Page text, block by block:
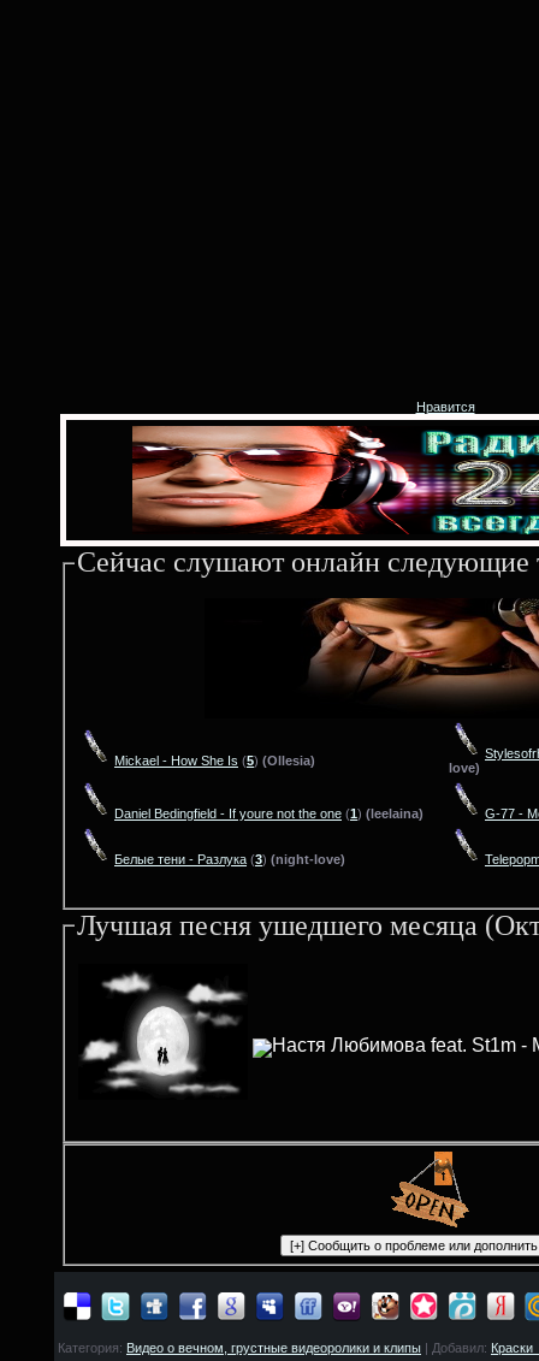
Нравится
Сейчас слушают онлайн следующие
Mickael - How She Is (5) (Ollesia)
love)
Daniel Bedingfield - If youre not the one (1) (leelaina) G-77 -
Белые тени - Разлука (3) (night-love)
Лучшая песня ушедшего месяца
Настя Любимова feat. St1m
Категория: Видео о вечном, грустные видеоролики и клипы | Добавил: